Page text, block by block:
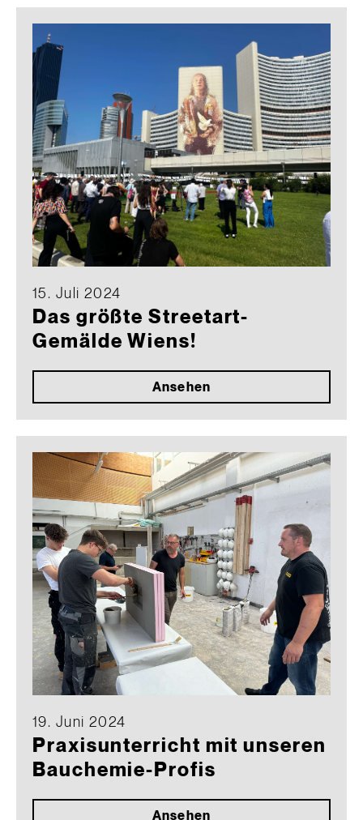
15. Juli 2024
Das größte Streetart-
Gemälde Wiens!
Ansehen
19. Juni 2024
Praxisunterricht mit unseren
Bauchemie-Profis
Ansehen